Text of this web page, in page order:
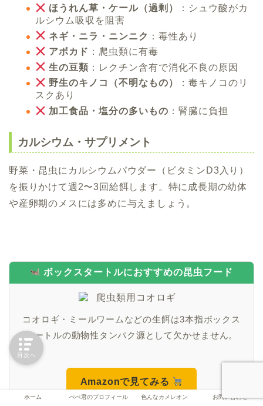
ほうれん草・ケール（過剰）
：シュウ酸がカ
ルシウム吸収を阻害
ネギ・ニラ・ニンニク ：毒性あり
アボカド ：爬虫類に有毒
生の豆類 ：レクチン含有で消化不良の原因
野生のキノコ（不明なもの）
：毒キノコのリ
スクあり
加工食品・塩分の多いもの ：腎臓に負担
カルシウム・サプリメント
野菜・昆虫にカルシウムパウダー（ビタミンD3入り）
を振りかけて週2〜3回給餌します。特に成長期の幼体
や産卵期のメスには多めに与えましょう。
ボックスタートルにおすすめの昆虫フード
コオロギ・ミールワームなどの生餌は3本指ボックス
タートルの動物性タンパク源として欠かせません。
Amazonで見てみる
ホーム ぺぺ君のプロフィール 色んなカメレオン お問い合わせ
目次へ